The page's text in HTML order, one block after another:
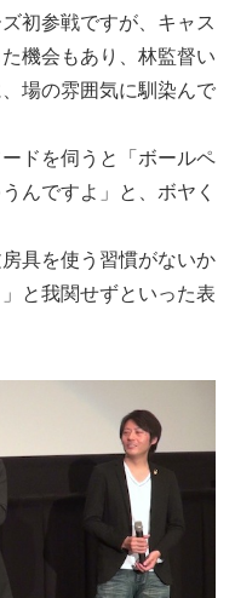
初参戦ですが、キャス
機会もあり、林監督い
場の雰囲気に馴染んで
ドを伺うと「ボールペ
んですよ」と、ボヤく
具を使う習慣がないか
と我関せずといった表